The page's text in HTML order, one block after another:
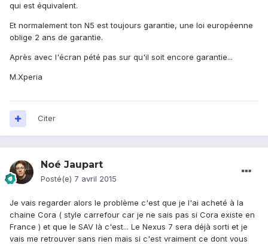
qui est équivalent.
Et normalement ton N5 est toujours garantie, une loi européenne
oblige 2 ans de garantie.
Après avec l'écran pété pas sur qu'il soit encore garantie...
M.Xperia
Citer
Noé Jaupart
Posté(e) 7 avril 2015
Je vais regarder alors le problème c'est que je l'ai acheté à la
chaine Cora ( style carrefour car je ne sais pas si Cora existe en
France ) et que le SAV là c'est... Le Nexus 7 sera déjà sorti et je
vais me retrouver sans rien mais si c'est vraiment ce dont vous